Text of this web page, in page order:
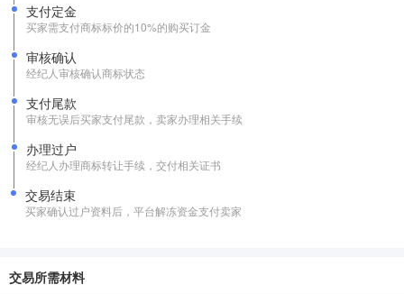
支付定金
买家需支付商标标价的10%的购买订金
审核确认
经纪人审核确认商标状态
支付尾款
审核无误后买家支付尾款，卖家办理相关手续
办理过户
经纪人办理商标转让手续，交付相关证书
交易结束
买家确认过户资料后，平台解冻资金支付卖家
交易所需材料